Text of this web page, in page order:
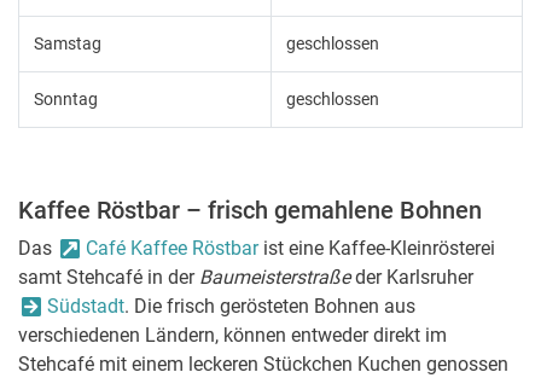
Samstag geschlossen
Sonntag geschlossen
Kaffee Röstbar – frisch gemahlene Bohnen
Das Café Kaffee Röstbarist eine Kaffee-Kleinrösterei
samt Stehcafé in der Baumeisterstraßeder Karlsruher
Südstadt. Die frisch gerösteten Bohnen aus
verschiedenen Ländern, können entweder direkt im
Stehcafé mit einem leckeren Stückchen Kuchen genossen